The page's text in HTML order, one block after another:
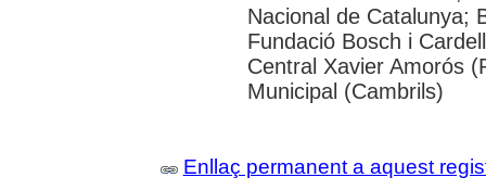
Nacional de Catalunya;
Fundació Bosch i
Central Xavier Amorós
Municipal (Cambrils)
Enllaç permanent a aquest